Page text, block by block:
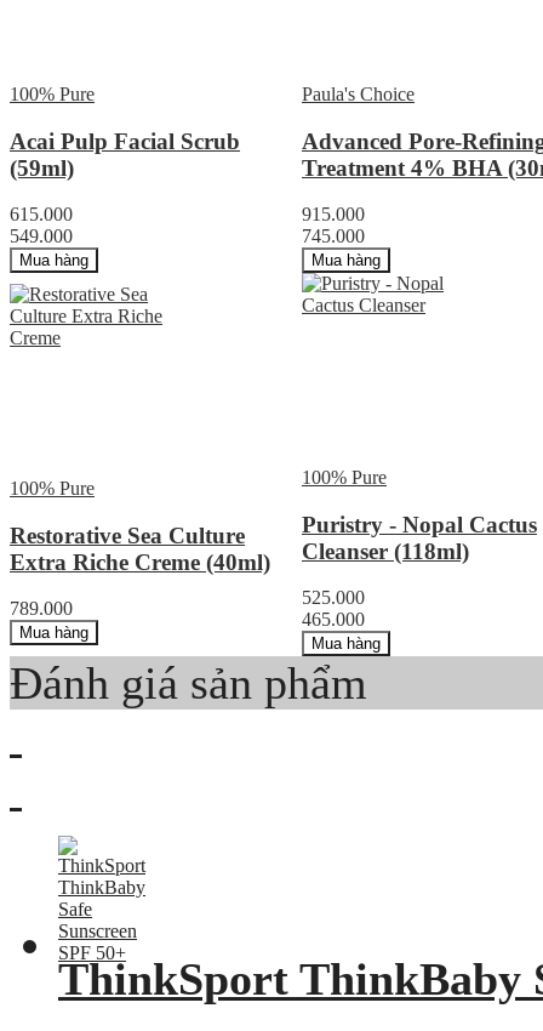
100% Pure
Acai Pulp Facial Scrub
(59ml)
615.000
549.000
Mua hàng
Paula's Choice
Advanced Pore-
Treatment 4% BHA
915.000
745.000
Mua hàng
100% Pure
Restorative Sea Culture
Extra Riche Creme (40ml)
789.000
Mua hàng
100% Pure
Puristry - Nopal Cactus
Cleanser (118ml)
525.000
465.000
Mua hàng
Đánh giá sản phẩm
ThinkSport ThinkBaby